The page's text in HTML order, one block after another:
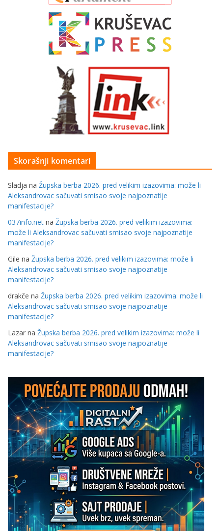
Skorašnji komentari
Sladja na Župska berba 2026. pred velikim izazovima: može li
Aleksandrovac sačuvati smisao svoje najpoznatije
manifestacije?
037info.net na Župska berba 2026. pred velikim izazovima:
može li Aleksandrovac sačuvati smisao svoje najpoznatije
manifestacije?
Gile na Župska berba 2026. pred velikim izazovima: može li
Aleksandrovac sačuvati smisao svoje najpoznatije
manifestacije?
drakče na Župska berba 2026. pred velikim izazovima: može li
Aleksandrovac sačuvati smisao svoje najpoznatije
manifestacije?
Lazar na Župska berba 2026. pred velikim izazovima: može li
Aleksandrovac sačuvati smisao svoje najpoznatije
manifestacije?